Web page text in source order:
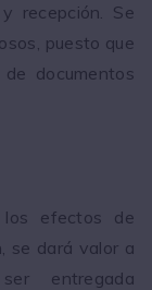
recepción. Se
puesto que
documentos
efectos de
se dará valor a
entregada